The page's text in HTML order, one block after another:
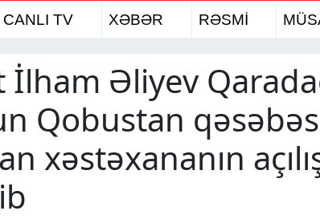
CANLI TV XƏBƏR RƏSMİ
İlham Əliyev
Qobustan
xəstəxananın